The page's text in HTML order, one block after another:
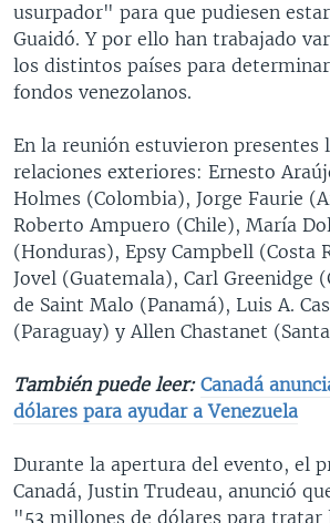
usurpador" para que pudiesen
Guaidó. Y por ello han trabajado
los distintos países para
fondos venezolanos.
En la reunión estuvieron presentes
relaciones exteriores: Ernesto
Holmes (Colombia), Jorge Faurie
Roberto Ampuero (Chile), María
(Honduras), Epsy Campbell (Costa
Jovel (Guatemala), Carl Greenidge
de Saint Malo (Panamá), Luis A.
(Paraguay) y Allen Chastanet
También puede leer: Canadá
dólares para ayudar a Venezuela
Durante la apertura del evento, el
Canadá, Justin Trudeau, anunció
"53 millones de dólares para tratar